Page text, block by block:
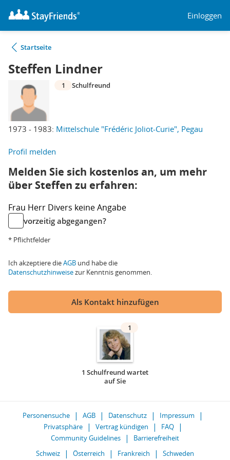
Einloggen
Startseite
Steffen Lindner
1973 - 1983: Mittelschule "Frédéric Joliot-Curie", Pegau
1 Schulfreund
Profil melden
Melden Sie sich kostenlos an, um mehr
über Steffen zu erfahren:
Frau Herr Divers keine Angabe
vorzeitig abgegangen?
* Pflichtfelder
Ich akzeptiere dieAGB und habe die
Datenschutzhinweisezur Kenntnis genommen.
Als Kontakt hinzufügen
1
1 Schulfreund wartet
auf Sie
Personensuche AGB Datenschutz
Impressum
Privatsphäre
Vertrag kündigen
FAQ
Community Guidelines
Barrierefreiheit
Schweiz
Österreich Frankreich Schweden